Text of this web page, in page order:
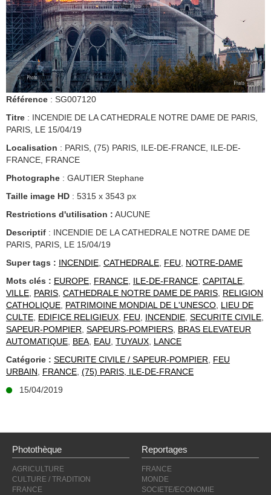
Référence : SG007120
Titre : INCENDIE DE LA CATHEDRALE NOTRE DAME DE PARIS,
PARIS, LE 15/04/19
Localisation : PARIS, (75) PARIS, ILE-DE-FRANCE, ILE-DE-
FRANCE, FRANCE
Photographe : GAUTIER Stephane
Taille image HD : 5315 x 3543 px
Restrictions d'utilisation : AUCUNE
Descriptif : INCENDIE DE LA CATHEDRALE NOTRE DAME DE
PARIS, PARIS, LE 15/04/19
Super tags : INCENDIE, CATHEDRALE, FEU, NOTRE-DAME
Mots clés : EUROPE, FRANCE, ILE-DE-FRANCE, CAPITALE,
VILLE, PARIS, CATHEDRALE NOTRE DAME DE PARIS, RELIGION
CATHOLIQUE, PATRIMOINE MONDIAL DE L'UNESCO, LIEU DE
CULTE, EDIFICE RELIGIEUX, FEU, INCENDIE, SECURITE CIVILE,
SAPEUR-POMPIER, SAPEURS-POMPIERS, BRAS ELEVATEUR
AUTOMATIQUE, BEA, EAU, TUYAUX, LANCE
Catégorie : SECURITE CIVILE / SAPEUR-POMPIER, FEU
URBAIN, FRANCE, (75) PARIS, ILE-DE-FRANCE
15/04/2019
Photothèque
AGRICULTURE
CULTURE / TRADITION
FRANCE
Reportages
FRANCE
MONDE
SOCIETE/ECONOMIE